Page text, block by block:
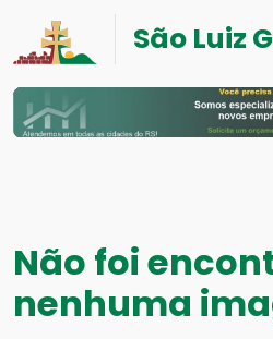
São Luiz
Não foi
nenhuma